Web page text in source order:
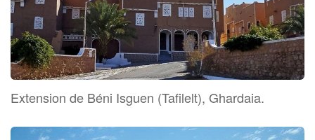
Extension de Béni Isguen (Tafilelt), Ghardaia.